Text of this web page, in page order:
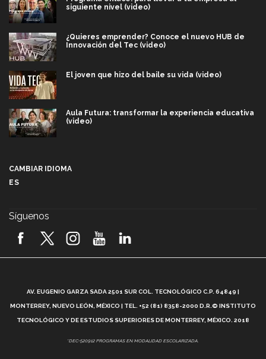
siguiente nivel (video)
¿Quieres emprender? Conoce el nuevo HUB de
Innovación del Tec (video)
El joven que hizo del baile su vida (video)
Aula Futura: transformar la experiencia educativa
(video)
2026! (video)
¿Cómo es el Modelo Educativo Tec? (video)
Vida Tec: Feminismo e Inteligencia Artificial, Paola
CAMBIAR IDIOMA
ES
Síguenos
AV. EUGENIO GARZA SADA 2501 SUR COL. TECNOLÓGICO C.P. 64849 |
MONTERREY, NUEVO LEÓN, MÉXICO | TEL. +52 (81) 8358-2000 D.R.© INSTITUTO
TECNOLÓGICO Y DE ESTUDIOS SUPERIORES DE MONTERREY, MÉXICO. 2018
*DEC-520912 PROGRAMAS EN MODALIDAD ESCOLARIZADA.